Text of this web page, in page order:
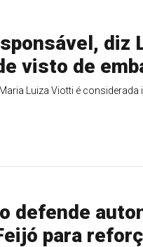
diz
visto de
Luiza Viotti é considerada
defende
para